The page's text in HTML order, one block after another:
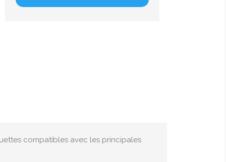
compatibles avec les principales